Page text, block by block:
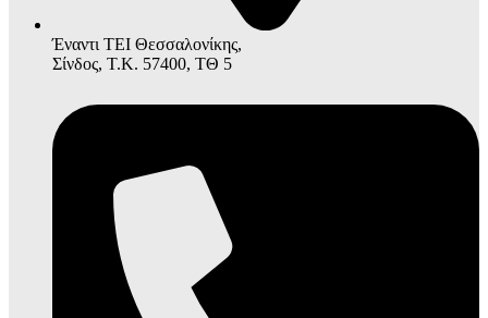
Έναντι ΤΕΙ Θεσσαλονίκης,
Σίνδος, Τ.Κ. 57400, ΤΘ 5